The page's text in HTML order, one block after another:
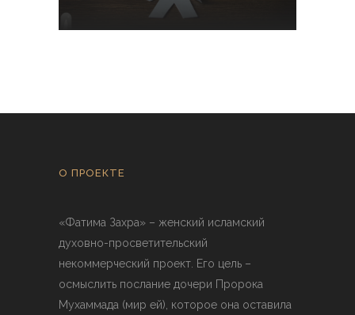
О ПРОЕКТЕ
«Фатима Захра» – женский исламский
духовно-просветительский
некоммерческий проект. Его цель –
осмыслить послание дочери Пророка
Мухаммада (мир ей), которое она оставила